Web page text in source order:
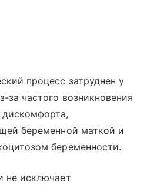
процесс затруднен у
частого возникновения
беременной маткой и
беременности.
не исключает